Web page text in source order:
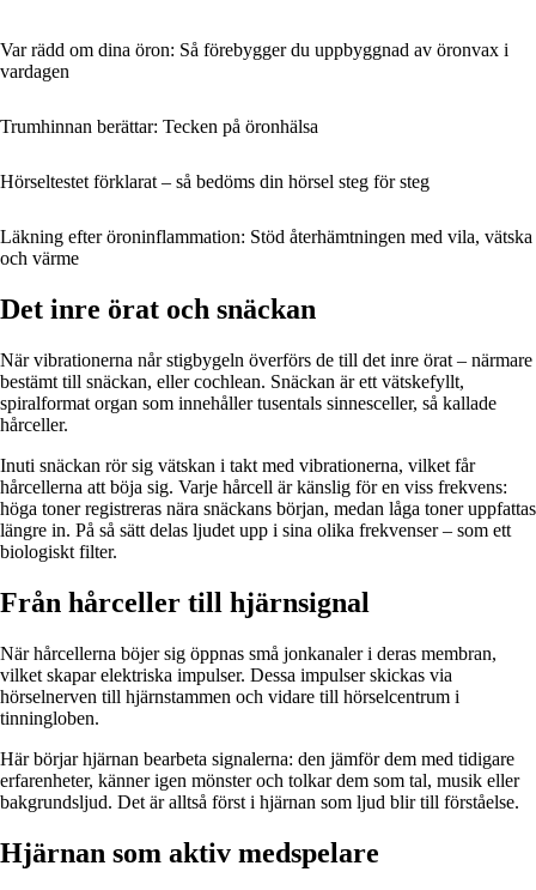
Var rädd om dina öron: Så förebygger du uppbyggnad av öronvax i
vardagen
Trumhinnan berättar: Tecken på öronhälsa
Hörseltestet förklarat – så bedöms din hörsel steg för steg
Läkning efter öroninflammation: Stöd återhämtningen med vila, vätska
och värme
Det inre örat och snäckan
När vibrationerna når stigbygeln överförs de till det inre örat – närmare
bestämt till snäckan, eller cochlean. Snäckan är ett vätskefyllt,
spiralformat organ som innehåller tusentals sinnesceller, så kallade
hårceller.
Inuti snäckan rör sig vätskan i takt med vibrationerna, vilket får
hårcellerna att böja sig. Varje hårcell är känslig för en viss frekvens:
höga toner registreras nära snäckans början, medan låga toner uppfattas
längre in. På så sätt delas ljudet upp i sina olika frekvenser – som ett
biologiskt filter.
Från hårceller till hjärnsignal
När hårcellerna böjer sig öppnas små jonkanaler i deras membran,
vilket skapar elektriska impulser. Dessa impulser skickas via
hörselnerven till hjärnstammen och vidare till hörselcentrum i
tinningloben.
Här börjar hjärnan bearbeta signalerna: den jämför dem med tidigare
erfarenheter, känner igen mönster och tolkar dem som tal, musik eller
bakgrundsljud. Det är alltså först i hjärnan som ljud blir till förståelse.
Hjärnan som aktiv medspelare